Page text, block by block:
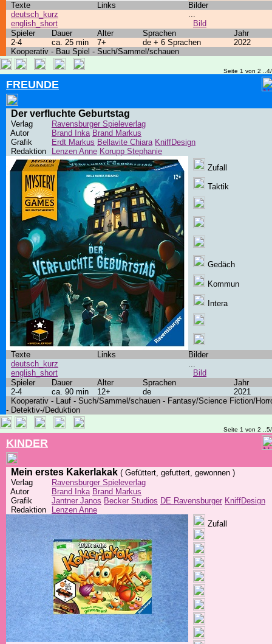
Texte Links
Bilder
deutsch_kurz
english_short
...
Bild
Spieler
Dauer Alter Sprachen
Jahr
2-4
ca. 25 min 7+ de + 6 Sprachen
2022
Kooperativ - Bau Spiel - Such/Sammel/schauen
Seite 1 von 2
FREUNDE
Der verfluchte Geburtstag
Verlag
Ravensburger Spieleverlag
Autor
Brand Inka Brand Markus
Grafik
Erdt Markus Bellavite Chiara KniffDesign
Redaktion
Lenzen Anne Korupp Stephanie
Zufall
Taktik
Gedäch
Kommun
Intera
Texte Links
Bilder
deutsch_kurz
english_short
...
Bild
Spieler
Dauer Alter Sprachen
Jahr
2-4
ca. 90 min 12+ de
2021
Kooperativ - Lauf - Such/Sammel/schauen - Fantasy/Science Fiction/
- Detektiv-/Deduktion
Seite 1 von 2
KINDER
Mein erstes Kakerlakak ( Gefüttert, gefuttert, gewonnen )
Verlag
Ravensburger Spieleverlag
Autor
Brand Inka Brand Markus
Grafik
Jantner Janos Becker Studios DE Ravensburger KniffDesign
Redaktion
Lenzen Anne
Zufall